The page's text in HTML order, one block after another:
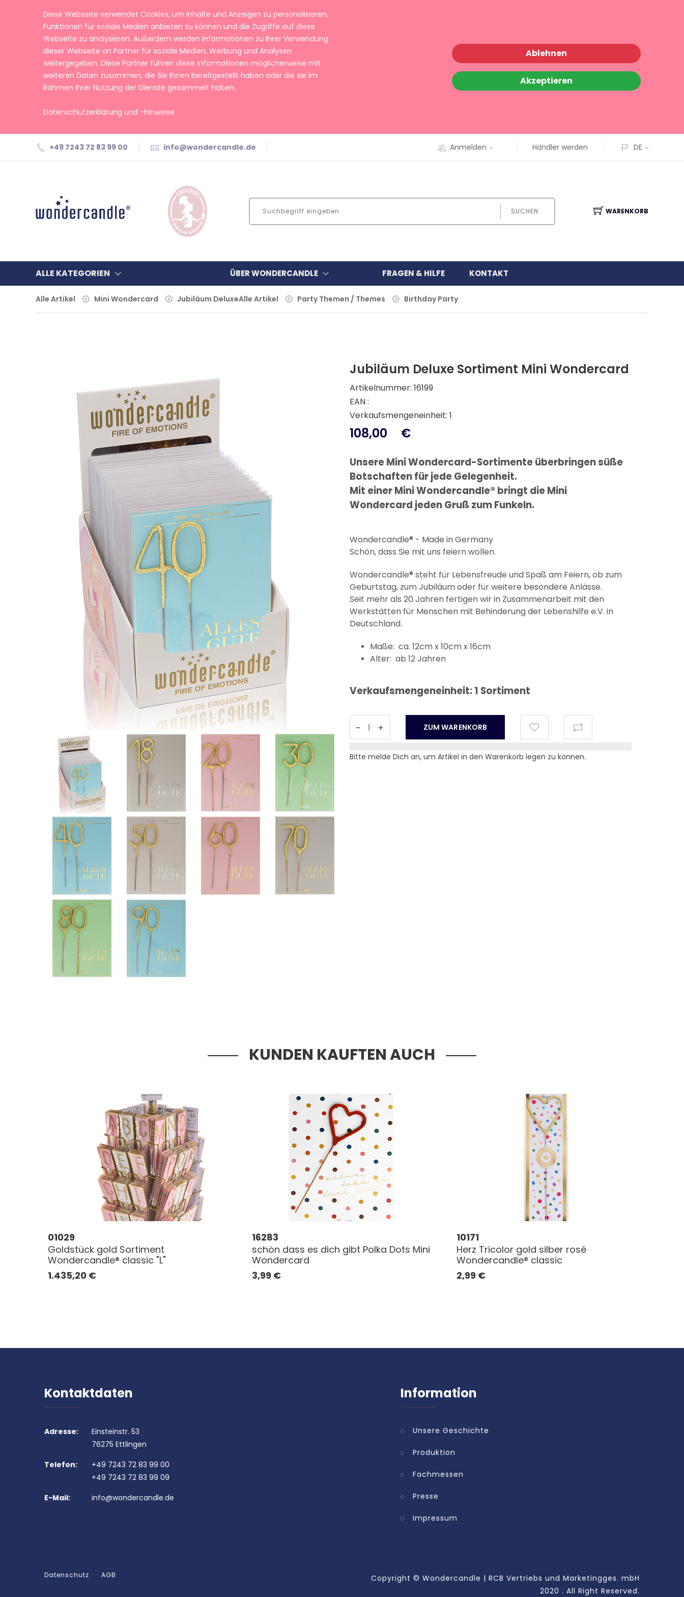
Diese Webseite verwendet Cookies, um Inhalte und Anzeigen zu personalisieren,
Funktionen für soziale Medien anbieten zu können und die Zugriffe auf diese
Webseite zu analysieren. Außerdem werden Informationen zu Ihrer Verwendung
dieser Webseite an Partner für soziale Medien, Werbung und Analysen
weitergegeben. Diese Partner führen diese Informationen möglicherweise mit
weiteren Daten zusammen, die Sie ihnen bereitgestellt haben oder die sie im
Rahmen Ihrer Nutzung der Dienste gesammelt haben.
Datenschutzerklärung und -hinweise
Ablehnen
Akzeptieren
+49 7243 72 83 99 00 info@wondercandle.de Anmelden Händler werden DE
SUCHEN WARENKORB
ALLE KATEGORIEN ÜBER WONDERCANDLE FRAGEN & HILFE KONTAKT
Alle Artikel Mini Wondercard Jubiläum DeluxeAlle Artikel Party Themen / Themes Birthday Party
Jubiläum Deluxe Sortiment Mini Wondercard
Artikelnummer: 16199
EAN :
Verkaufsmengeneinheit: 1
108,00 €
Unsere Mini Wondercard-Sortimente überbringen süße
Botschaften für jede Gelegenheit.
Mit einer Mini Wondercandle® bringt die Mini
Wondercard jeden Gruß zum Funkeln.
Wondercandle® - Made in Germany
Schön, dass Sie mit uns feiern wollen.
Wondercandle® steht für Lebensfreude und Spaß am Feiern, ob zum
Geburtstag, zum Jubiläum oder für weitere besondere Anlässe.
Seit mehr als 20 Jahren fertigen wir in Zusammenarbeit mit den
Werkstätten für Menschen mit Behinderung der Lebenshilfe e.V. in
Deutschland.
Maße: ca. 12cm x 10cm x 16cm
Alter: ab 12 Jahren
Verkaufsmengeneinheit: 1 Sortiment
- +
Bitte melde Dich an, um Artikel in den Warenkorb legen zu können.
KUNDEN KAUFTEN AUCH
01029
Goldstück gold Sortiment
Wondercandle® classic "L"
1.435,20 €
16283
schön dass es dich gibt Polka Dots Mini
Wondercard
3,99 €
10171
Herz Tricolor gold silber rosé
Wondercandle® classic
2,99 €
Kontaktdaten
Adresse:
Einsteinstr. 53
76275 Ettlingen
Telefon:
+49 7243 72 83 99 00
+49 7243 72 83 99 09
E-Mail:
info@wondercandle.de
Information
Unsere Geschichte
Produktion
Fachmessen
Presse
Impressum
Datenschutz AGB Copyright © Wondercandle | RCB Vertriebs und Marketingges. mbH
2020 . All Right Reserved.